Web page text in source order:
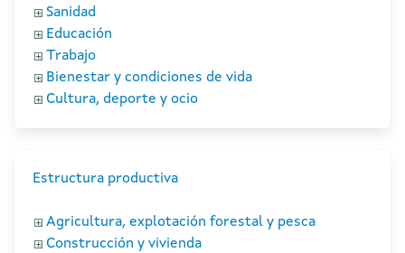
Sanidad
Educación
Trabajo
Bienestar y condiciones de vida
Cultura, deporte y ocio
Estructura productiva
Agricultura, explotación forestal y pesca
Construcción y vivienda